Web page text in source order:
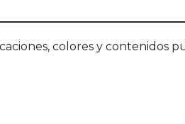
colores y contenidos